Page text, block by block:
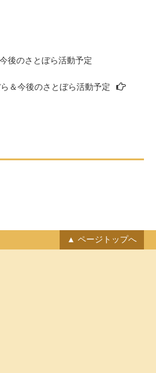
後のさとぼら活動予定
＆今後のさとぼら活動予定
ページトップへ